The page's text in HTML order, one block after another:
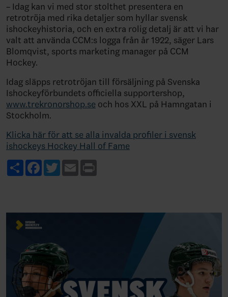
– Idag kan vi med stor stolthet presentera en
retrotröja med rika detaljer som hyllar svensk
ishockeyhistoria, och en extra rolig detalj är att vi har
valt att använda CCM:s logga från år 1922, säger Lars
Blomqvist, sports marketing manager på CCM
Hockey.
Idag släpps retrotröjan till försäljning på Svenska
Ishockeyförbundets officiella supportershop,
www.trekronorshop.se och hos XXL på Hamngatan i
Stockholm.
Klicka här för att se alla invalda profiler i svensk
ishockeys Hockey Hall of Fame
ShareFacebook
TwitterEmail